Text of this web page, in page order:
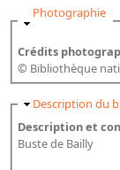
Bibliographie
Dictionnaire de
Dictionnaire
Masquer
Photographie
Crédits
© Bibliothèque
Masquer
Description du
Description et
Buste de Bailly